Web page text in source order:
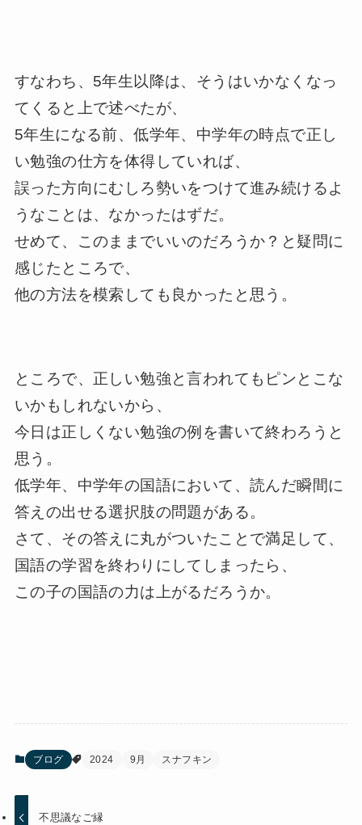
すなわち、 5年生以降は、そうはいかなくなっ
てくると上で述べたが、
5年生になる前、低学年、中学年の時点で正し
い勉強の仕方を体得していれば、
誤った方向にむしろ勢いをつけて進み続けるよ
うなことは、なかったはずだ。
せめて、このままでいいのだろうか？と疑問に
感じたところで、
他の方法を模索しても良かったと思う。
ところで、正しい勉強と言われてもピンとこな
いかもしれないから、
今日は正しくない勉強の例を書いて終わろうと
思う。
低学年、中学年の国語において、読んだ瞬間に
答えの出せる選択肢の問題がある。
さて、その答えに丸がついたことで満足して、
国語の学習を終わりにしてしまったら、
この子の国語の力は上がるだろうか。
ブログ 2024 9月 スナフキン
不思議なご縁